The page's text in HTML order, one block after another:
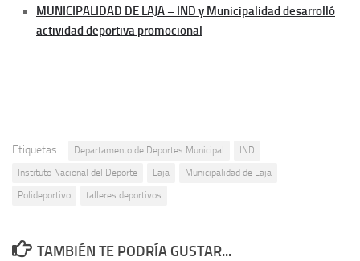
MUNICIPALIDAD DE LAJA – IND y Municipalidad desarrolló
actividad deportiva promocional
Etiquetas: Departamento de Deportes Municipal
IND
Instituto Nacional del Deporte
Laja
Municipalidad de Laja
Polideportivo
talleres deportivos
TAMBIÉN TE PODRÍA GUSTAR...